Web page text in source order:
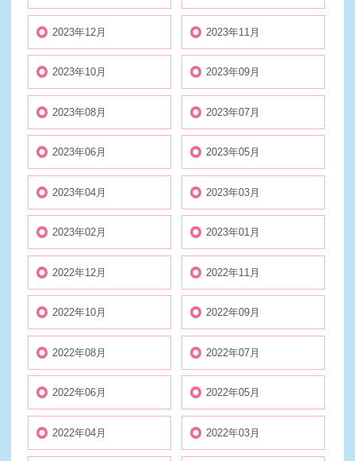
2023年12月 2023年11月
2023年10月 2023年09月
2023年08月 2023年07月
2023年06月 2023年05月
2023年04月 2023年03月
2023年02月 2023年01月
2022年12月 2022年11月
2022年10月 2022年09月
2022年08月 2022年07月
2022年06月 2022年05月
2022年04月 2022年03月